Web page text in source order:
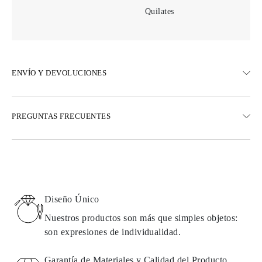
Quilates
ENVÍO Y DEVOLUCIONES
Opciones de entrega exprés también están disponibles
Detalles sobre métodos de envío, costos y tiempos de entrega se
pueden encontrar en laspreguntas frecuentes sobre la entrega
PREGUNTAS FRECUENTES
Diseño Único
Nuestros productos son más que simples objetos:
son expresiones de individualidad.
Garantía de Materiales y Calidad del Producto